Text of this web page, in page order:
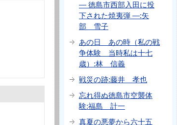
― 徳島市西部入田に投
下された焼夷弾 ―:矢
部 雪子
あの日 あの時（私の戦
争体験 当時私は十七
歳）:林 信義
戦災の跡:藤井 孝也
忘れ得ぬ徳島市空襲体
験:福島 計一
真夏の悪夢から六十五